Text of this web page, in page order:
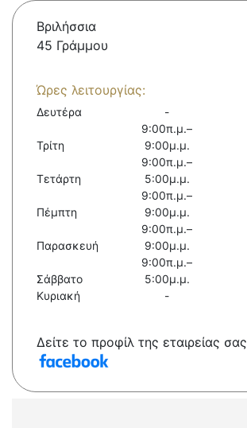
Βριλήσσια
45 Γράμμου
Ώρες λειτουργίας:
Δευτέρα -
Τρίτη
9:00π.μ.–
9:00μ.μ.
Τετάρτη
9:00π.μ.–
5:00μ.μ.
Πέμπτη
9:00π.μ.–
9:00μ.μ.
Παρασκευή
9:00π.μ.–
9:00μ.μ.
Σάββατο
9:00π.μ.–
5:00μ.μ.
Κυριακή
-
Δείτε το προφίλ της εταιρείας σας